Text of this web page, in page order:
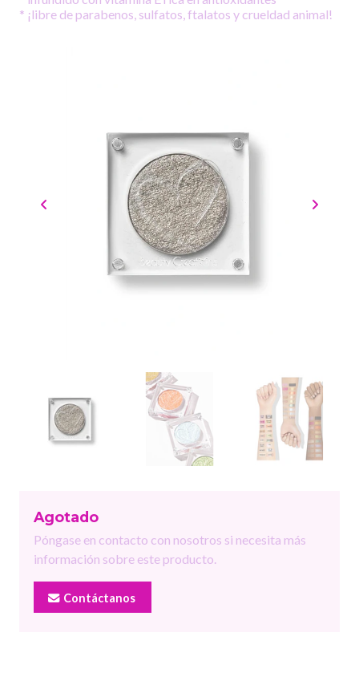
* ¡libre de parabenos, sulfatos, ftalatos y crueldad animal!
Agotado
Póngase en contacto con nosotros si necesita más
información sobre este producto.
Contáctanos